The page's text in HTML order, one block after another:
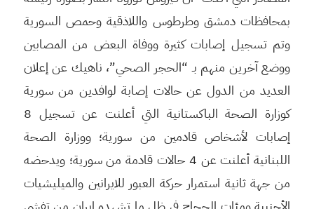
بمحافظات دمشق وطرطوس واللاذقية وحمص السورية
وتم تسجيل إصابات كثيرة ووفاة البعض من المصابين
ووضع آخرين منهم بـ “الحجر الصحي”، ناهيك عن إعلان
العديد من الدول عن حالات إصابة لوافدين من سورية
كوزارة الصحة الباكستانية التي أعلنت عن تسجيل 8
إصابات لأشخاص قادمين من سورية؛ ووزارة الصحة
اللبنانية أعلنت عن 4 حالات قادمة من سورية؛ ويدحضه
من جهة ثانية استمرار حركة العبور للايرانين والميليشيات